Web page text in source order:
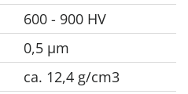
600 - 900 HV
0,5 μm
ca. 12,4 g/cm3